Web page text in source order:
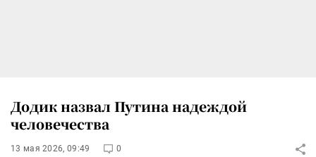
Додик назвал Путина надеждой
человечества
13 мая 2026, 09:49 0